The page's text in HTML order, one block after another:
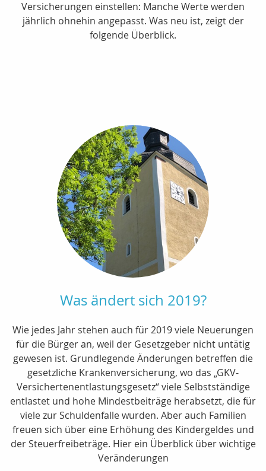
Versicherungen einstellen: Manche Werte werden
jährlich ohnehin angepasst. Was neu ist, zeigt der
folgende Überblick.
Was ändert sich 2019?
Wie jedes Jahr stehen auch für 2019 viele Neuerungen
für die Bürger an, weil der Gesetzgeber nicht untätig
gewesen ist. Grundlegende Änderungen betreffen die
gesetzliche Krankenversicherung, wo das „GKV-
Versichertenentlastungsgesetz“ viele Selbstständige
entlastet und hohe Mindestbeiträge herabsetzt, die für
viele zur Schuldenfalle wurden. Aber auch Familien
freuen sich über eine Erhöhung des Kindergeldes und
der Steuerfreibeträge. Hier ein Überblick über wichtige
Veränderungen